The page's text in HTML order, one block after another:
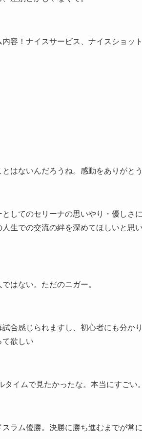
容！ナイスサービス、ナイスショット
はないんだろうね。感動をありがとう
してのセリーナの思いやり・優しさ
生での交流の絆を深めてほしいと思
はない。ただのニガー。
合感じられますし、初心者にも分か
て欲しい
イムで見たかったな。本当にすごい
ラム優勝。決勝に勝ち進むまでが常